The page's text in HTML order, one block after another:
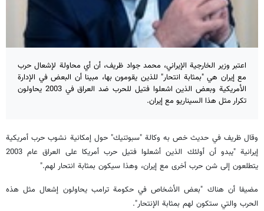
اعتبر وزير الخارجية الإيراني، محمد جواد ظريف، أن أي محاولة لإشعال حرب
مع إيران هي "بمثابة انتحار" للذين يقومون بها، مبينا أن البعض في الإدارة
الأمريكية وبعض الذين اشعلوا فتيل للحرب ضد العراق في 2003 يحاولون
تكرار مثل هذا السيناريو مع إيران.
وقال ظريف في حديث خص به وكالة "سبوتنيك" حول إمكانية نشوب حرب أمريكية
إيرانية "يبدو أن أولئك الذين أشعلوا فتيل حرب أمريكا على العراق عام 2003
يتطلعون إلى شن حرب أخرى مع إيران، وهذا سيكون بمثابة انتحار لهم."
مضيفا أن هناك "بعض الأشخاص في حكومة ترامب يحاولون إشعال مثل هذه
الحرب والتي ستكون لهم بمثابة الإنتحار".